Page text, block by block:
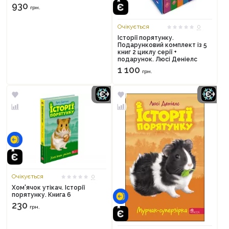
930 грн.
Очікується
0
Історії порятунку.
Подарунковий комплект із 5
книг 2 циклу серії +
подарунок. Люсі Деніелс
1 100 грн.
Очікується
0
Хом'ячок утікач. Історії
порятунку. Книга 6
230 грн.